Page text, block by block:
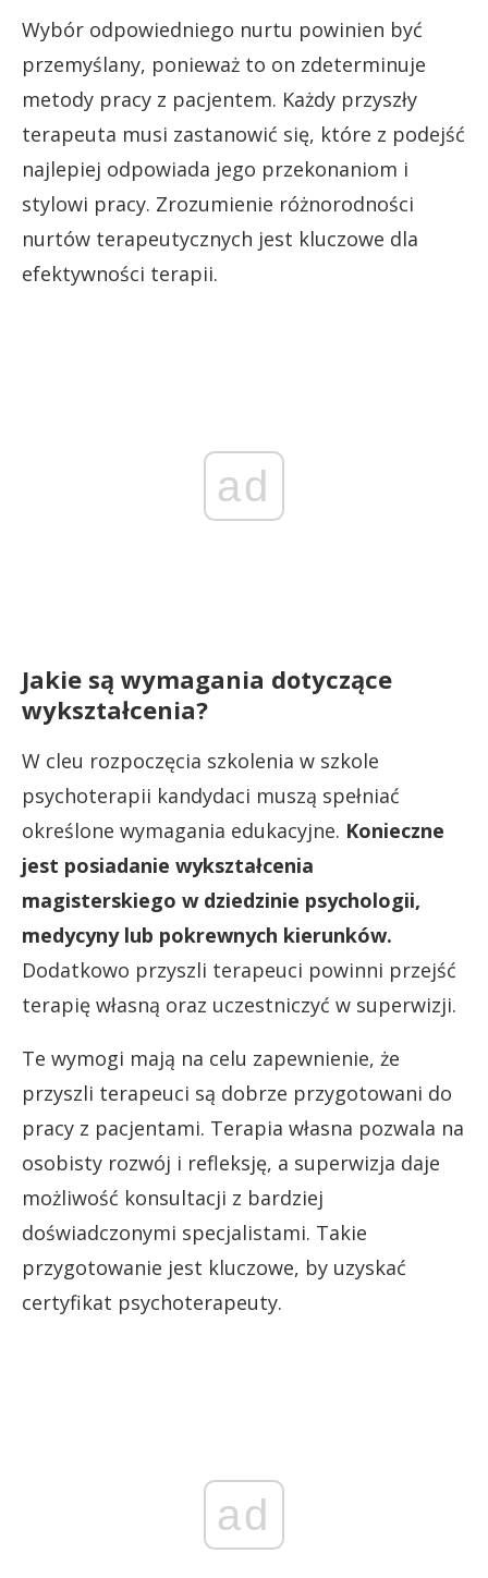
Wybór odpowiedniego nurtu powinien być
przemyślany, ponieważ to on zdeterminuje
metody pracy z pacjentem. Każdy przyszły
terapeuta musi zastanowić się, które z podejść
najlepiej odpowiada jego przekonaniom i
stylowi pracy. Zrozumienie różnorodności
nurtów terapeutycznych jest kluczowe dla
efektywności terapii.
ad
Jakie są wymagania dotyczące
wykształcenia?
W cleu rozpoczęcia szkolenia w szkole
psychoterapii kandydaci muszą spełniać
określone wymagania edukacyjne. Konieczne
jest posiadanie wykształcenia
magisterskiego w dziedzinie psychologii,
medycyny lub pokrewnych kierunków.
Dodatkowo przyszli terapeuci powinni przejść
terapię własną oraz uczestniczyć w superwizji.
Te wymogi mają na celu zapewnienie, że
przyszli terapeuci są dobrze przygotowani do
pracy z pacjentami. Terapia własna pozwala na
osobisty rozwój i refleksję, a superwizja daje
możliwość konsultacji z bardziej
doświadczonymi specjalistami. Takie
przygotowanie jest kluczowe, by uzyskać
certyfikat psychoterapeuty.
ad